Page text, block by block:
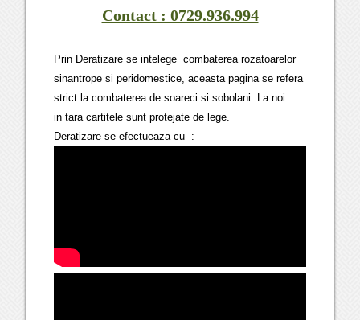
Contact : 0729.936.994
Prin Deratizare se intelege combaterea rozatoarelor
sinantrope si peridomestice, aceasta pagina se refera
strict la combaterea de soareci si sobolani. La noi
in tara cartitele sunt protejate de lege.
Deratizare se efectueaza cu :